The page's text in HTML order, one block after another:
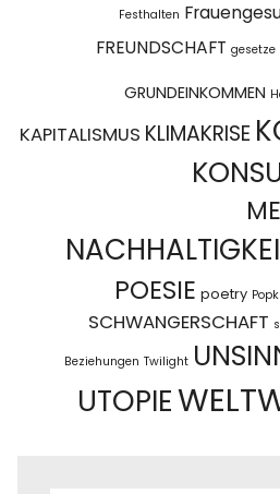
Festhalten
FREUNDSCHAFT gesetze
GRUNDEINKOMMEN
KAPITALISMUS KLIMAKRISE
POESIE poetry
SCHWANGERSCHAFT
Beziehungen Twilight
UTOPIE